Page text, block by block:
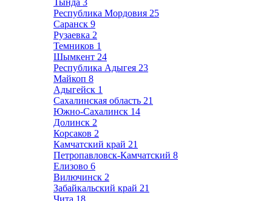
Тында 3
Республика Мордовия 25
Саранск 9
Рузаевка 2
Темников 1
Шымкент 24
Республика Адыгея 23
Майкоп 8
Адыгейск 1
Сахалинская область 21
Южно-Сахалинск 14
Долинск 2
Корсаков 2
Камчатский край 21
Петропавловск-Камчатский 8
Елизово 6
Вилючинск 2
Забайкальский край 21
Чита 18